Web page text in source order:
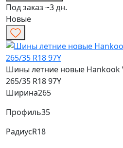
Под заказ ~3 дн.
Новые
Шины летние новые Hankook
265/35 R18 97Y
Ширина265
Профиль35
РадиусR18